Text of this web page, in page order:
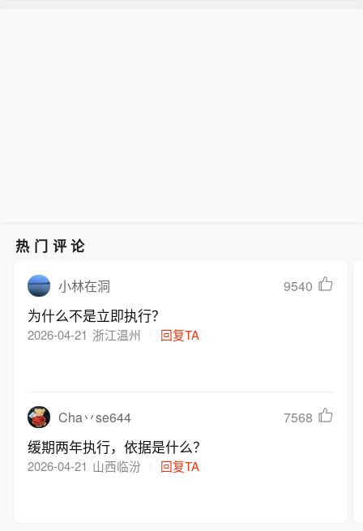
热门评论
小林在洞 9540
为什么不是立即执行？
2026-04-21 浙江温州 回复TA
Cha丷se644 7568
缓期两年执行，依据是什么？
2026-04-21 山西临汾 回复TA